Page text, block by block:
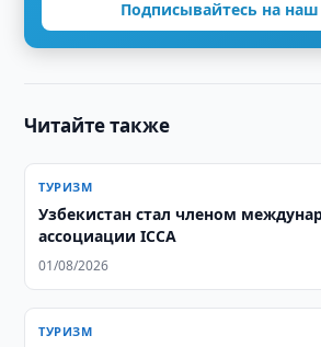
Подписывайтесь на наш
Читайте также
ТУРИЗМ
Узбекистан стал членом
ассоциации ICCA
01/08/2026
ТУРИЗМ